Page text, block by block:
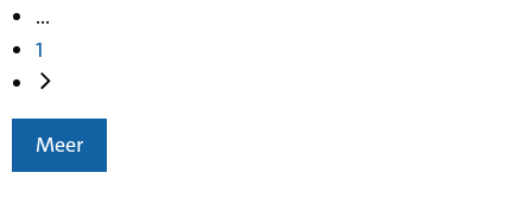
...
1
Meer